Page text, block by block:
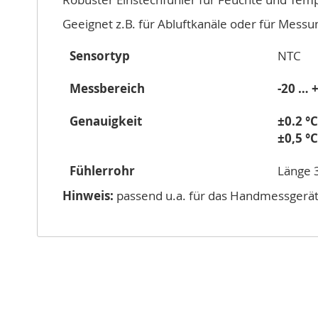
Geeignet z.B. für Abluftkanäle oder für
Sensortyp
NTC
Messbereich
-20 …
Genauigkeit
±0.2
±0,5
Fühlerrohr
Länge
Hinweis: passend u.a. für das